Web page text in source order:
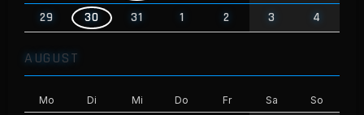
29
30 31 1 2 3 4
AUGUST
Mo Di Mi Do Fr Sa So